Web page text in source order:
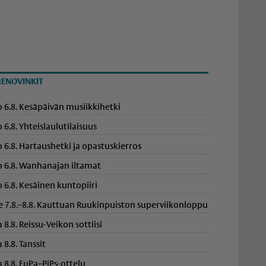
6.8. Kesäpäivän musiikkihetki
6.8. Yhteis­lau­lu­ti­laisuus
6.8. Hartaushetki ja opastuskierros
6.8. Wanhanajan iltamat
6.8. Kesäinen kuntopiiri
7.8.–8.8. Kauttuan Ruukinpuiston superviikonloppu
8.8. Reissu-Veikon sottiisi
8.8. Tanssit
8.8. EuPa–PiPs-ottelu